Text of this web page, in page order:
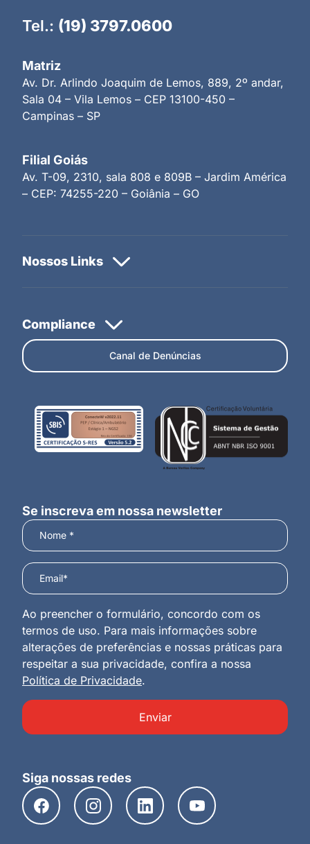
Tel.: (19) 3797.0600
Matriz
Av. Dr. Arlindo Joaquim de Lemos, 889, 2º andar,
Sala 04 – Vila Lemos – CEP 13100-450 –
Campinas – SP
Filial Goiás
Av. T-09, 2310, sala 808 e 809B – Jardim América
– CEP: 74255-220 – Goiânia – GO
Canal de Denúncias
Se inscreva em nossa newsletter
Ao preencher o formulário, concordo com os
termos de uso. Para mais informações sobre
alterações de preferências e nossas práticas para
respeitar a sua privacidade, confira a nossa
Política de Privacidade.
Enviar
Siga nossas redes